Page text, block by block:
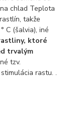
chlad Teplota
takže
C (šalvia), iné
ktoré
trvalým
tzv.
rastu. .